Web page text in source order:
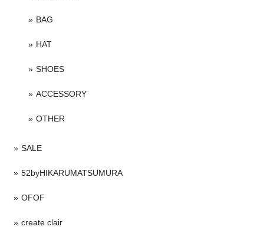
BAG
HAT
SHOES
ACCESSORY
OTHER
SALE
52byHIKARUMATSUMURA
OFOF
create clair